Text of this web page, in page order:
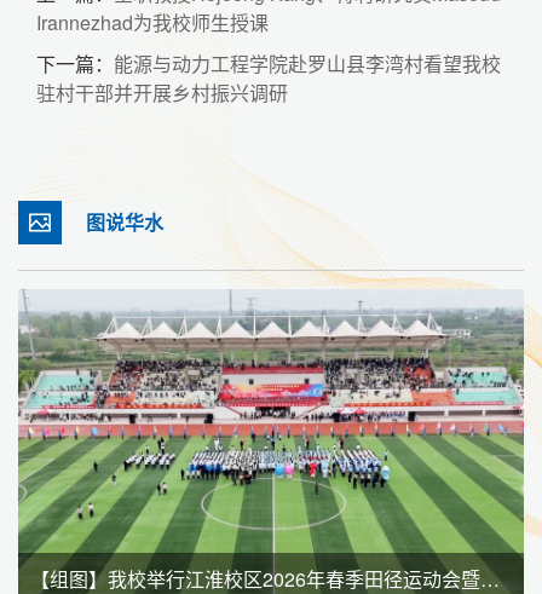
Irannezhad为我校师生授课
下一篇： 能源与动力工程学院赴罗山县李湾村看望我校
驻村干部并开展乡村振兴调研
图说华水
【组图】我校举行江淮校区2026年春季田径运动会暨全民健身大会